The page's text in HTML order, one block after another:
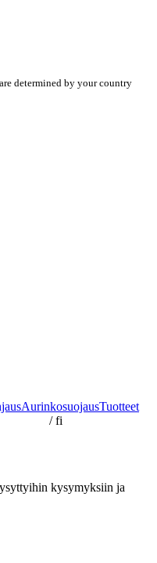
determined by your country
AurinkosuojausTuotteet
/fi
kysymyksiin ja